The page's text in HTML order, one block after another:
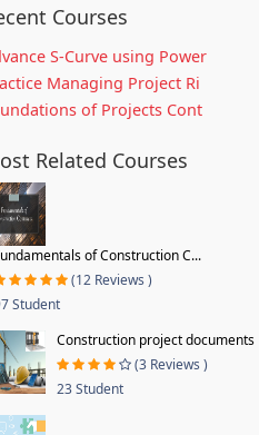
Courses
S-Curve using Power
Managing Project Ri
of Projects Cont
Related Courses
of Construction C...
(12 Reviews )
Student
Construction project documents
(3 Reviews )
23 Student